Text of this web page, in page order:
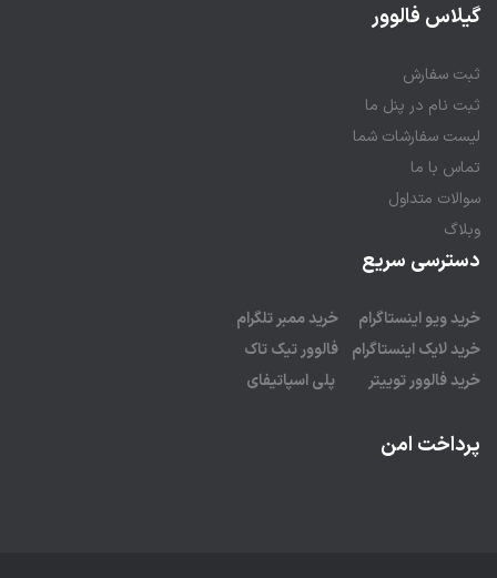
گیلاس فالوور
ثبت سفارش
ثبت نام در پنل ما
لیست سفارشات شما
تماس با ما
سوالات متداول
وبلاگ
دسترسی سریع
خرید ویو اینستاگرام
خرید ممبر تلگرام
خرید لایک اینستاگرام
فالوور تیک تاک
خرید فالوور توییتر
پلی اسپاتیفای
پرداخت امن